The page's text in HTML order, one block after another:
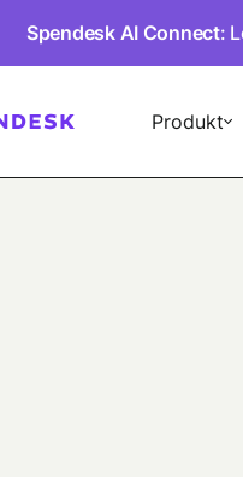
Spendesk AI Connect:
Produkt